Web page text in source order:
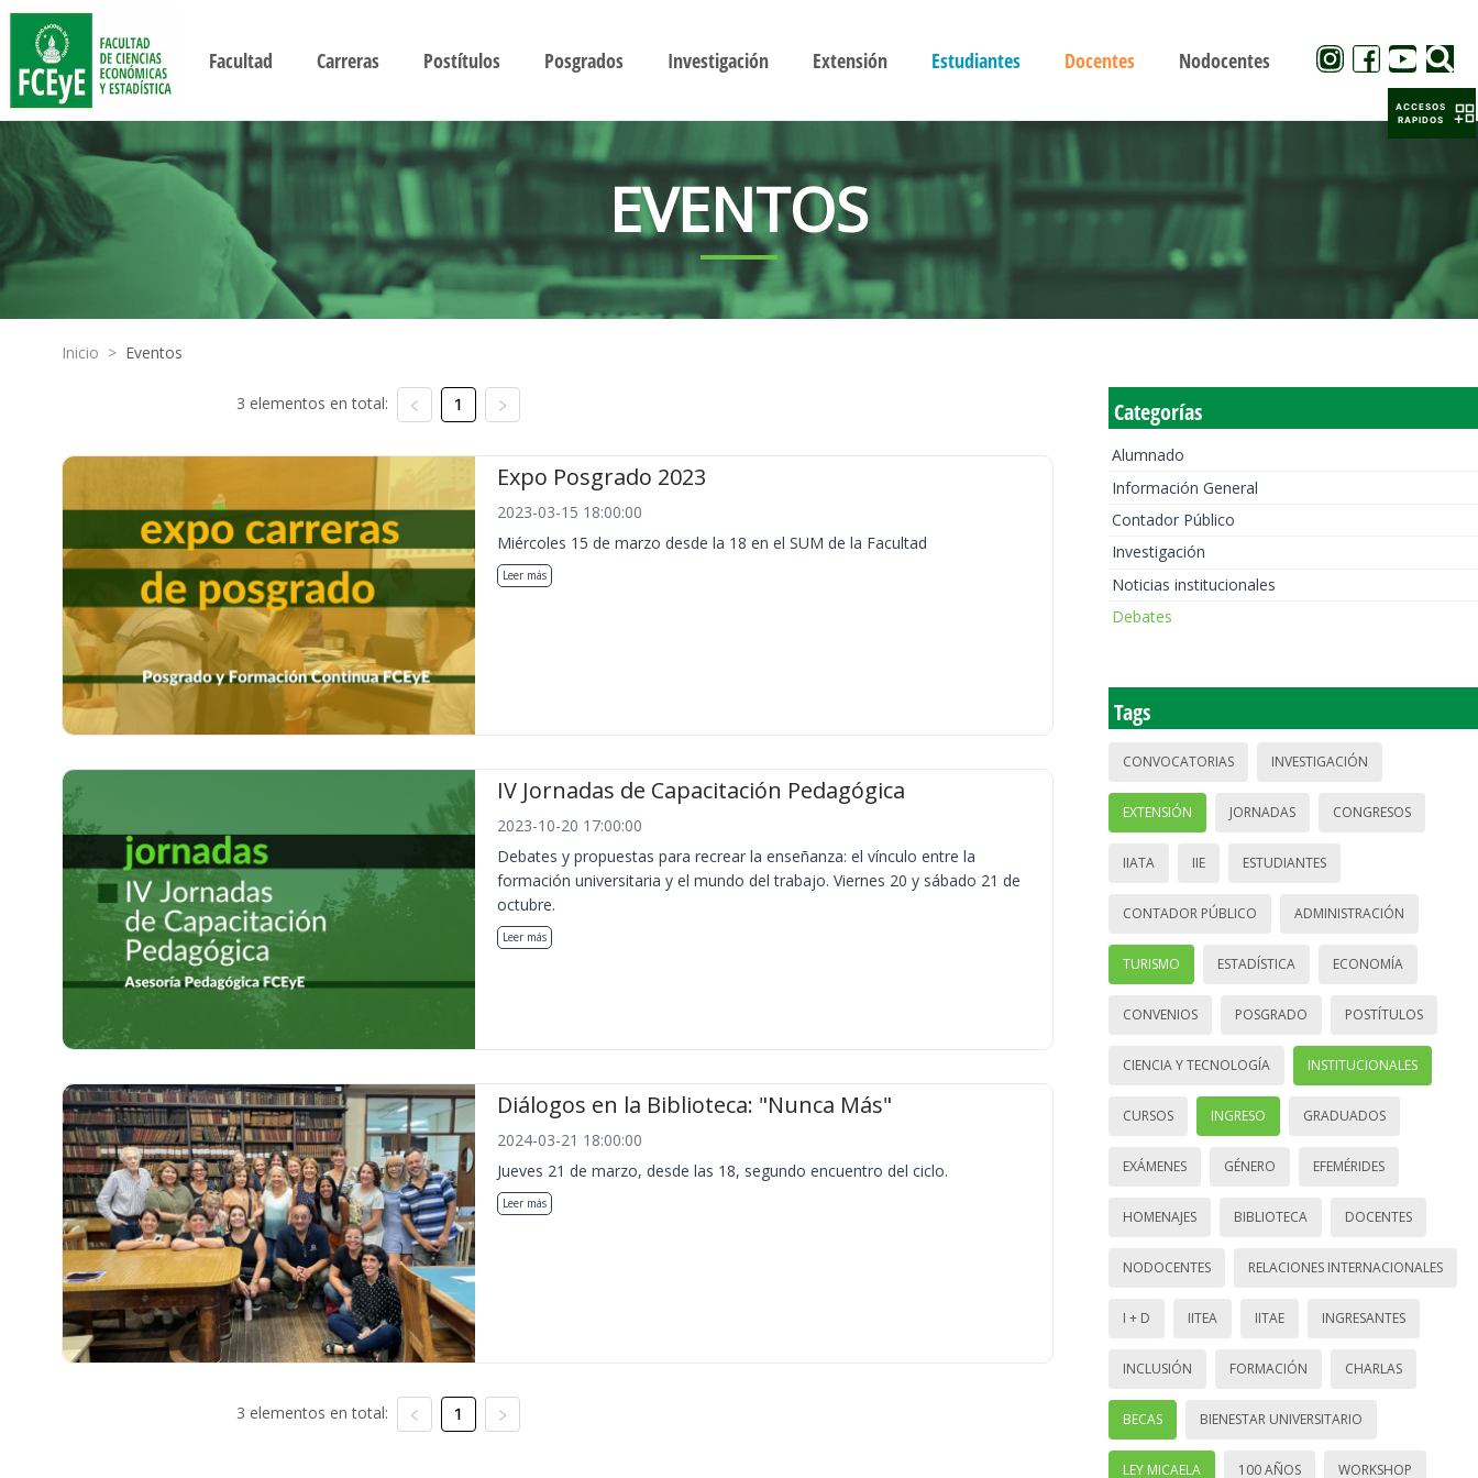
Facultad Carreras Postítulos Posgrados Investigación Extensión Estudiantes Docentes Nodocentes
EVENTOS
Inicio > Eventos
3 elementos en total: 1
Expo Posgrado 2023
2023-03-15 18:00:00
Miércoles 15 de marzo desde la 18 en el SUM de la Facultad
Leer más
IV Jornadas de Capacitación Pedagógica
2023-10-20 17:00:00
Debates y propuestas para recrear la enseñanza: el vínculo entre la
formación universitaria y el mundo del trabajo. Viernes 20 y sábado 21 de
octubre.
Leer más
Diálogos en la Biblioteca: "Nunca Más"
2024-03-21 18:00:00
Jueves 21 de marzo, desde las 18, segundo encuentro del ciclo.
Leer más
3 elementos en total: 1
Categorías
Alumnado
Información General
Contador Público
Investigación
Noticias institucionales
Debates
Tags
CONVOCATORIAS INVESTIGACIÓN
EXTENSIÓN JORNADAS CONGRESOS
IIATA IIE ESTUDIANTES
CONTADOR PÚBLICO ADMINISTRACIÓN
TURISMO ESTADÍSTICA ECONOMÍA
CONVENIOS POSGRADO POSTÍTULOS
CIENCIA Y TECNOLOGÍA INSTITUCIONALES
CURSOS INGRESO GRADUADOS
EXÁMENES GÉNERO EFEMÉRIDES
HOMENAJES BIBLIOTECA DOCENTES
NODOCENTES RELACIONES INTERNACIONALES
I + D IITEA IITAE INGRESANTES
INCLUSIÓN FORMACIÓN CHARLAS
BECAS BIENESTAR UNIVERSITARIO
LEY MICAELA 100 AÑOS WORKSHOP
ACCESOS
RAPIDOS